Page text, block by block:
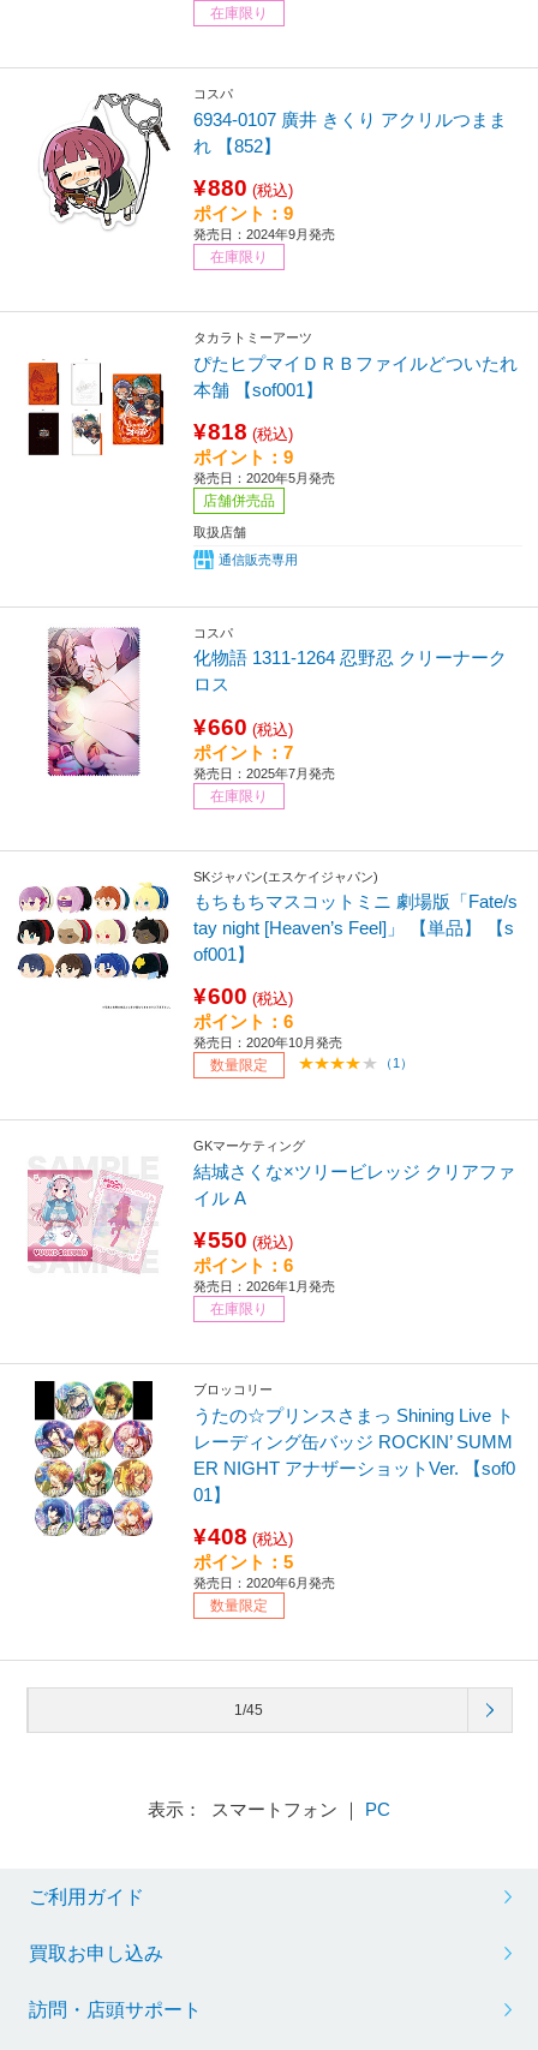
在庫限り
コスパ
6934-0107 廣井 きくり アクリルつまま
れ 【852】
¥880 (税込)
ポイント：9
発売日：2024年9月発売
在庫限り
タカラトミーアーツ
ぴたヒプマイＤＲＢファイルどついたれ
本舗 【sof001】
¥818 (税込)
ポイント：9
発売日：2020年5月発売
店舗併売品
取扱店舗
通信販売専用
コスパ
化物語 1311-1264 忍野忍 クリーナーク
ロス
¥660 (税込)
ポイント：7
発売日：2025年7月発売
在庫限り
SKジャパン(エスケイジャパン)
もちもちマスコットミニ 劇場版「Fate/s
tay night [Heaven’s Feel]」 【単品】 【s
of001】
¥600 (税込)
ポイント：6
発売日：2020年10月発売
数量限定 （1）
GKマーケティング
結城さくな×ツリービレッジ クリアファ
イル A
¥550 (税込)
ポイント：6
発売日：2026年1月発売
在庫限り
ブロッコリー
うたの☆プリンスさまっ Shining Live ト
レーディング缶バッジ ROCKIN’ SUMM
ER NIGHT アナザーショットVer. 【sof0
01】
¥408 (税込)
ポイント：5
発売日：2020年6月発売
数量限定
1/45
表示： スマートフォン ｜ PC
ご利用ガイド
買取お申し込み
訪問・店頭サポート